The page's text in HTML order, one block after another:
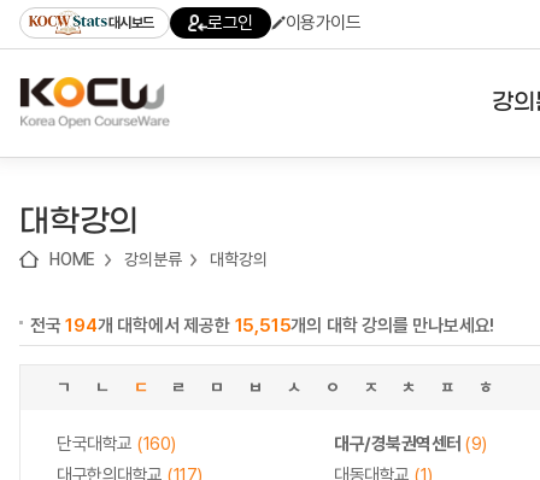
기
기
기
content)
가
대시보드 로그인 이용가이드
강
대학강의
HOME 강의분류 대학강의
전국194개 대학에서 제공한 15,515개의 대학 강의를 만나보세요!
ㄱ ㄴ ㄷ ㄹ ㅁ ㅂ ㅅ ㅇ ㅈ ㅊ ㅍ ㅎ
단국대학교 (160) 대구/경북권역센터 (9)
대구한의대학교 (117) 대동대학교 (1)